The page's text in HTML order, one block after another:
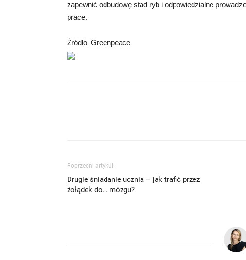
zapewnić odbudowę stad ryb i odpowiedzialne
prace.
Źródło: Greenpeace
Poprzedni artykuł
Drugie śniadanie ucznia – jak trafić przez
żołądek do… mózgu?